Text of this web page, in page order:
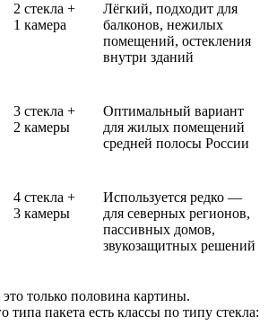
2 стекла +
1 камера
Лёгкий, подходит для
балконов, нежилых
помещений, остекления
внутри зданий
3 стекла +
2 камеры
Оптимальный вариант
для жилых помещений
средней полосы России
4 стекла +
3 камеры
Используется редко —
для северных регионов,
пассивных домов,
звукозащитных решений
только половина картины.
типа пакета есть классы по типу стекла: